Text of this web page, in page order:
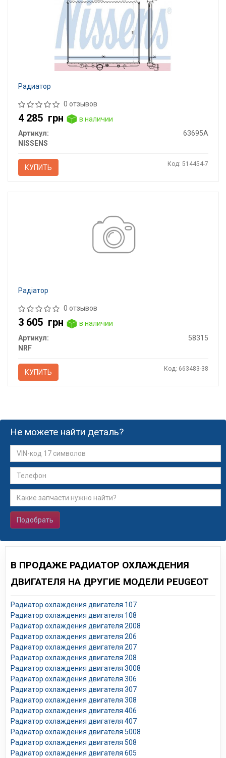
Радиатор
0 отзывов
4 285 грн
в наличии
Артикул:
63695A
NISSENS
КУПИТЬ Код: 514454-7
Радіатор
0 отзывов
3 605 грн
в наличии
Артикул:
58315
NRF
КУПИТЬ Код: 663483-38
Не можете найти деталь?
Подобрать
В ПРОДАЖЕ РАДИАТОР ОХЛАЖДЕНИЯ
ДВИГАТЕЛЯ НА ДРУГИЕ МОДЕЛИ PEUGEOT
Радиатор охлаждения двигателя 107
Радиатор охлаждения двигателя 108
Радиатор охлаждения двигателя 2008
Радиатор охлаждения двигателя 206
Радиатор охлаждения двигателя 207
Радиатор охлаждения двигателя 208
Радиатор охлаждения двигателя 3008
Радиатор охлаждения двигателя 306
Радиатор охлаждения двигателя 307
Радиатор охлаждения двигателя 308
Радиатор охлаждения двигателя 406
Радиатор охлаждения двигателя 407
Радиатор охлаждения двигателя 5008
Радиатор охлаждения двигателя 508
Радиатор охлаждения двигателя 605